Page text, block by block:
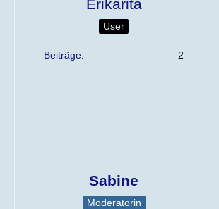
Erikarita
User
Beiträge 2
Sabine
Moderatorin